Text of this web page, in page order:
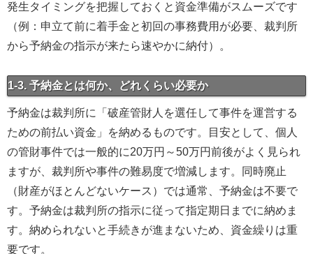
発生タイミングを把握しておくと資金準備がスムーズです
（例：申立て前に着手金と初回の事務費用が必要、裁判所
から予納金の指示が来たら速やかに納付）。
1-3. 予納金とは何か、どれくらい必要か
予納金は裁判所に「破産管財人を選任して事件を運営する
ための前払い資金」を納めるものです。目安として、個人
の管財事件では一般的に20万円～50万円前後がよく見られ
ますが、裁判所や事件の難易度で増減します。同時廃止
（財産がほとんどないケース）では通常、予納金は不要で
す。予納金は裁判所の指示に従って指定期日までに納めま
す。納められないと手続きが進まないため、資金繰りは重
要です。